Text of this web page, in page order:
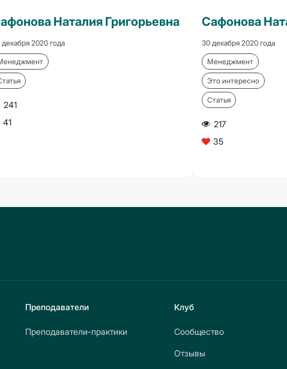
Наталия Григорьевна
декабря 2020 года
241
41
Сафонова
30 декабря 2020 года
Менеджмент
Это интересно
Статья
A 217
C 35
Преподаватели
Преподаватели-практики
Клуб
Сообщество
Отзывы